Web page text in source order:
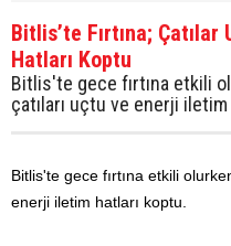
Bitlis’te Fırtına;
Hatları Koptu
Bitlis'te gece fırtına etkili
çatıları uçtu ve enerji
Bitlis'te gece fırtına etkili
enerji iletim hatları koptu.